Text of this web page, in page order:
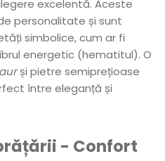
excelentă. Aceste
personalitate și sunt
simbolice, cum ar fi
energetic (hematitul). O
și pietre semiprețioase
între eleganță și
- Confort